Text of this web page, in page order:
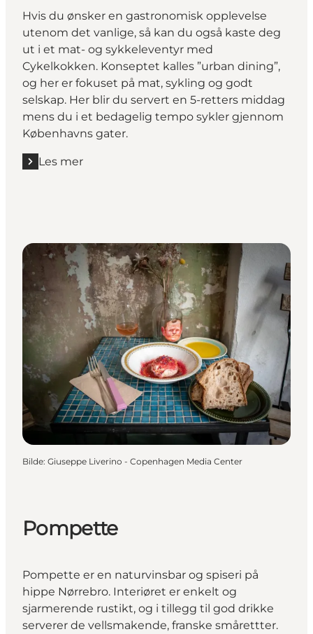
Hvis du ønsker en gastronomisk opplevelse
utenom det vanlige, så kan du også kaste deg
ut i et mat- og sykkeleventyr med
Cykelkokken. Konseptet kalles ”urban dining”,
og her er fokuset på mat, sykling og godt
selskap. Her blir du servert en 5-retters middag
mens du i et bedagelig tempo sykler gjennom
Københavns gater.
Les mer
Les mer "Cykelkokken "
Bilde: Giuseppe Liverino - Copenhagen Media Center
Pompette
Pompette er en naturvinsbar og spiseri på
hippe Nørrebro. Interiøret er enkelt og
sjarmerende rustikt, og i tillegg til god drikke
serverer de vellsmakende, franske smårettter.